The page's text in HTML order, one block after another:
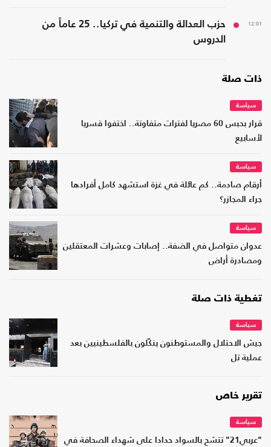
12:01
حزب العدالة والتنمية في تركيا.. 25 عاماً من
الدروس
ذات صلة
سياسة
قرار بحبس 60 مصريا لفترات متفاوتة.. اختفوا قسريا
لأسابيع
سياسة
أرقام صادمة.. كم عائلة في غزة استشهد كامل أفرادها
جراء المجازر؟
سياسة
عدوان متواصل في الضفة.. إصابات وعشرات المعتقلين
ومصادرة أراض
تغطية ذات صلة
سياسة
جيش الاحتلال والمستوطنون ينكّلون بالفلسطينيين بعد
عملية تل
تقرير خاص
سياسة
"عربي21" تتشح بالسواد حدادا على شهداء الصحافة في